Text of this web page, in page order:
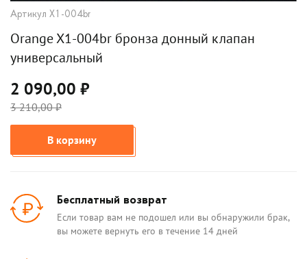
Артикул X1-004br
Orange X1-004br бронза донный клапан
универсальный
2 090,00 ₽
3 210,00 ₽
В корзину
Бесплатный возврат
Если товар вам не подошел или вы обнаружили брак,
вы можете вернуть его в течение 14 дней